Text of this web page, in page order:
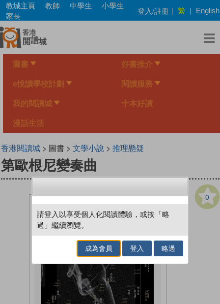
Skip
main
content
教城主頁 教師 中學生
小學生
家長
登入/註冊 | 繁 | English
圖書 好書推介
e悅讀學校計劃 閱讀服務
我的閱讀城 十本好讀
漫話生活
香港閱讀城> 圖書 > 文學小說 > 推理懸疑
第歐根尼變奏曲
0
請登入以享受個人化閱讀體驗，或按「略
過」繼續瀏覽。
成為會員 登入 略過